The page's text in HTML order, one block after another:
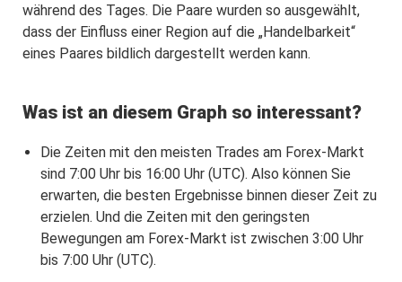
während des Tages. Die Paare wurden so ausgewählt,
dass der Einfluss einer Region auf die „Handelbarkeit“
eines Paares bildlich dargestellt werden kann.
Was ist an diesem Graph so interessant?
Die Zeiten mit den meisten Trades am Forex-Markt
sind 7:00 Uhr bis 16:00 Uhr (UTC). Also können Sie
erwarten, die besten Ergebnisse binnen dieser Zeit zu
erzielen. Und die Zeiten mit den geringsten
Bewegungen am Forex-Markt ist zwischen 3:00 Uhr
bis 7:00 Uhr (UTC).